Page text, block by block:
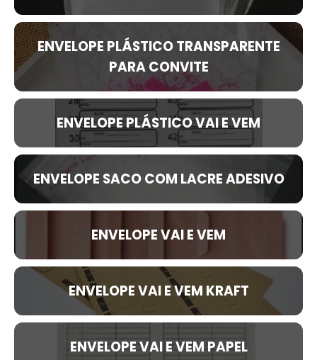
ENVELOPE PLÁSTICO TRANSPARENTE
PARA CONVITE
ENVELOPE PLÁSTICO VAI E VEM
ENVELOPE SACO COM LACRE ADESIVO
ENVELOPE VAI E VEM
ENVELOPE VAI E VEM KRAFT
ENVELOPE VAI E VEM PAPEL